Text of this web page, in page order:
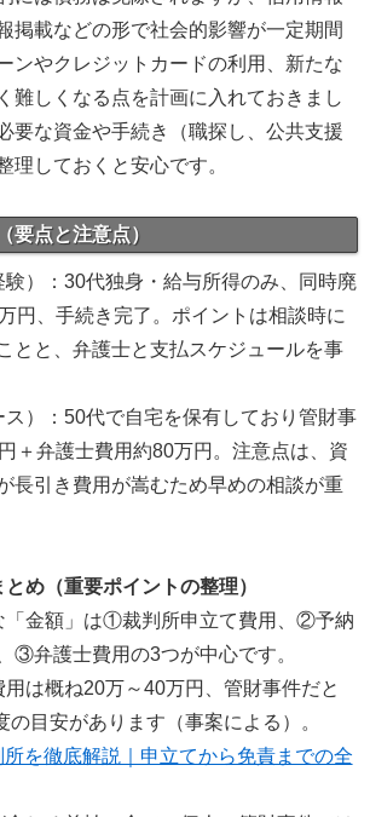
掲載などの形で社会的影響が一定期間
ンやクレジットカードの利用、新たな
難しくなる点を計画に入れておきまし
要な資金や手続き（職探し、公共支援
理しておくと安心です。
要点と注意点）
）：30代独身・給与所得のみ、同時廃
円、手続き完了。ポイントは相談時に
とと、弁護士と支払スケジュールを事
）：50代で自宅を保有しており管財事
＋弁護士費用約80万円。注意点は、資
長引き費用が嵩むため早めの相談が重
め（重要ポイントの整理）
「金額」は①裁判所申立て費用、②予納
③弁護士費用の3つが中心です。
は概ね20万～40万円、管財事件だと
目安があります（事案による）。
を徹底解説｜申立てから免責までの全